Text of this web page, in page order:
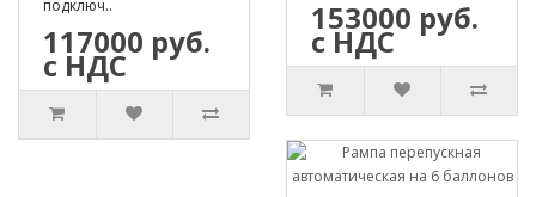
подключ..
117000 руб.
с НДС
153000 руб.
с НДС